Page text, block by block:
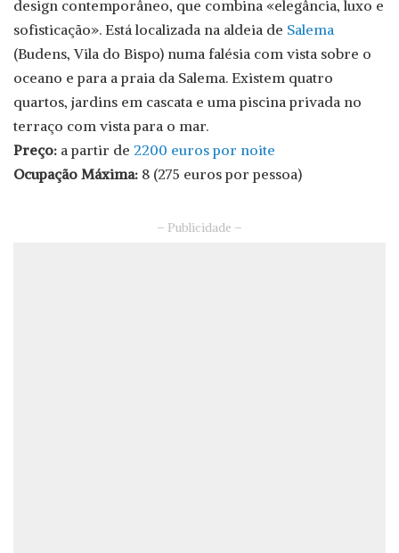
design contemporâneo, que combina «elegância, luxo e
sofisticação». Está localizada na aldeia de Salema
(Budens, Vila do Bispo) numa falésia com vista sobre o
oceano e para a praia da Salema. Existem quatro
quartos, jardins em cascata e uma piscina privada no
terraço com vista para o mar.
Preço: a partir de 2200 euros por noite
Ocupação Máxima: 8 (275 euros por pessoa)
– Publicidade –